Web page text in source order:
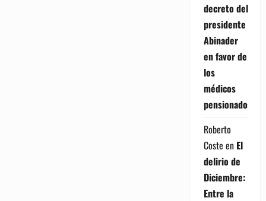
decreto del
presidente
Abinader
en favor de
los
médicos
pensionados
Roberto
Coste en El
delirio de
Diciembre:
Entre la